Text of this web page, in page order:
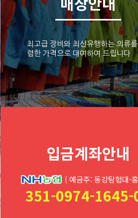
최고급 장비와 최신유행하는 의류
렴한 가격으로 대여하여 드립니다.
입금계좌안내
( 예금주: 동강탐험대-
351-0974-1645-